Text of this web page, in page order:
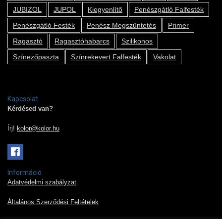
JUBIZOL
JUPOL Kiegyenlítő
Penészgátló Falfesték
Penészgátló Festék
Penész Megszűntetés
Primer
Ragasztó
Ragasztóhabarcs
Szilikonos
Színezőpaszta
Színrekevert Falfesték Vakolat
Kapcsolat
Kérdésed van?
Írj! kolor@kolor.hu
Információ
Adatvédelmi szabályzat
Általános Szerződési Feltételek